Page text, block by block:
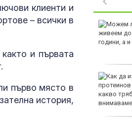
клиенти и
– всички в
и първата
първо място в
история,
За наказание: Пратиха
в рокля (ВИДЕО 16+)
опасни мисии:
щурмовите
хеликоптери тренират